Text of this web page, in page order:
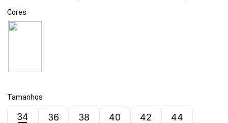
Cores
Tamanhos
34 36 38 40 42 44